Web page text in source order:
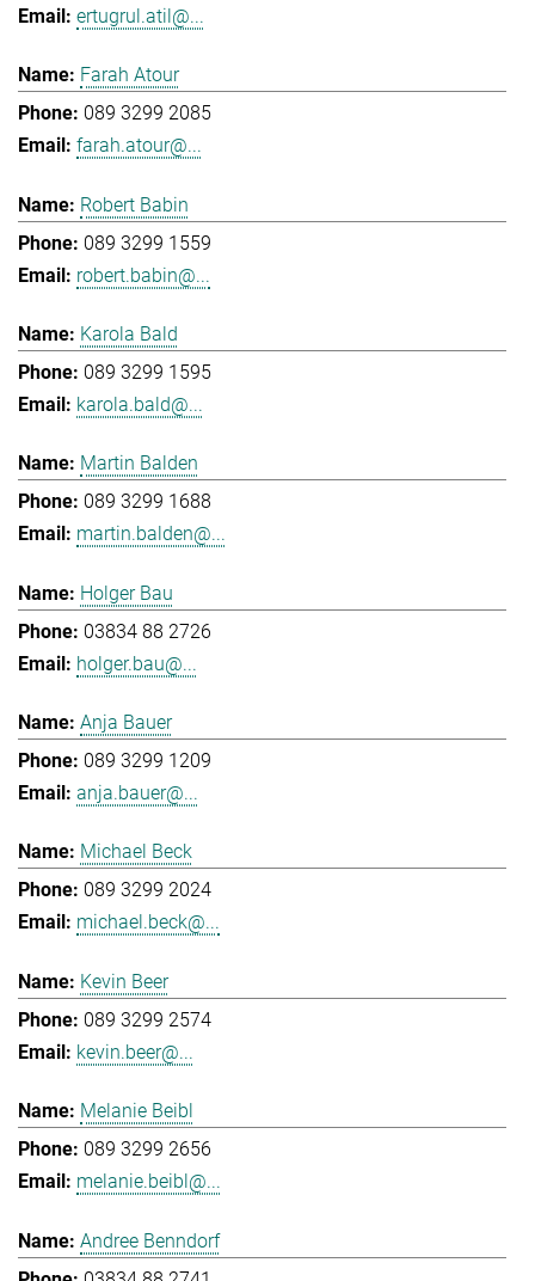
ertugrul.atil@...
Farah Atour
089 3299 2085
farah.atour@...
Robert Babin
089 3299 1559
robert.babin@...
Karola Bald
089 3299 1595
karola.bald@...
Martin Balden
089 3299 1688
martin.balden@...
Holger Bau
03834 88 2726
holger.bau@...
Anja Bauer
089 3299 1209
anja.bauer@...
Michael Beck
089 3299 2024
michael.beck@...
Kevin Beer
089 3299 2574
kevin.beer@...
Melanie Beibl
089 3299 2656
melanie.beibl@...
Andree Benndorf